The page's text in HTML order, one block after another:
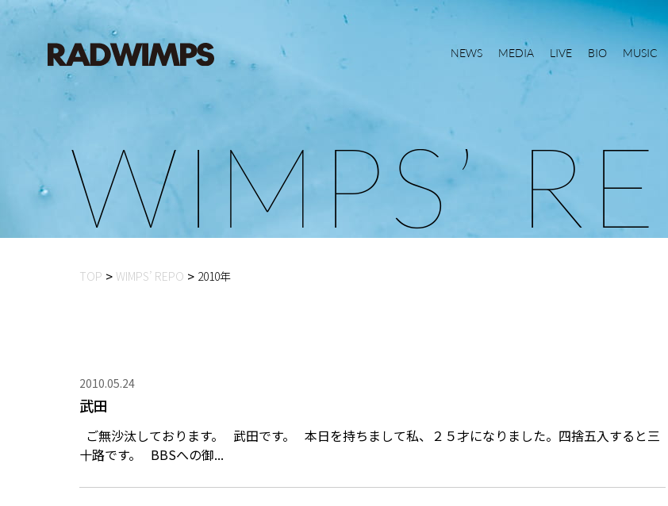
NEWS MEDIA LIVE BIO MUSIC
W IMPS’ R E
TOP WIMPS’ REPO 2010年
2010.05.24
武田
十路です。 BBSへの御...